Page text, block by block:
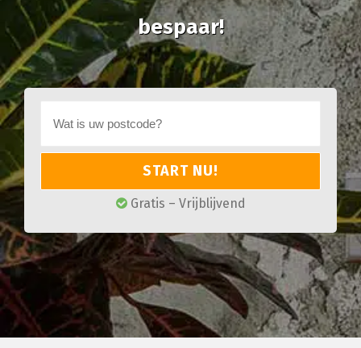
bespaar!
START NU!
Gratis – Vrijblijvend